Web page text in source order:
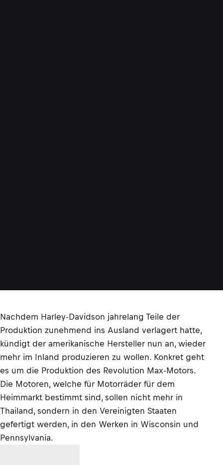
Nachdem Harley-Davidson jahrelang Teile der
Produktion zunehmend ins Ausland verlagert hatte,
kündigt der amerikanische Hersteller nun an, wieder
mehr im Inland produzieren zu wollen. Konkret geht
es um die Produktion des Revolution Max-Motors.
Die Motoren, welche für Motorräder für dem
Heimmarkt bestimmt sind, sollen nicht mehr in
Thailand, sondern in den Vereinigten Staaten
gefertigt werden, in den Werken in Wisconsin und
Pennsylvania.